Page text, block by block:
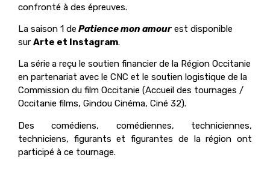
confronté à des épreuves.
La saison 1 de Patience mon amourest disponible
sur Arte et Instagram.
La série a reçu le soutien financier de la Région Occitanie
en partenariat avec le CNC et le soutien logistique de la
Commission du film Occitanie (Accueil des tournages /
Occitanie films, Gindou Cinéma, Ciné 32).
Des comédiens, comédiennes, techniciennes,
techniciens, figurants et figurantes de la région ont
participé à ce tournage.